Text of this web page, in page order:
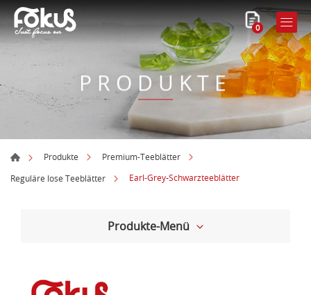
0
PRODUKTE
Produkte
Premium-Teeblätter
Reguläre lose Teeblätter
Earl-Grey-Schwarzteeblätter
Produkte-Menü